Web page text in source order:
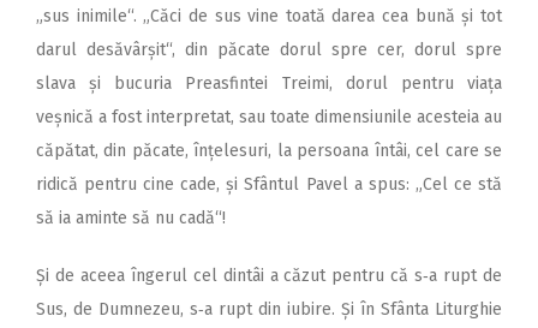
„sus inimile“. „Căci de sus vine toată darea cea bună și tot
darul desăvârșit“, din păcate dorul spre cer, dorul spre
slava și bucuria Preasfintei Treimi, dorul pentru viața
veșnică a fost interpretat, sau toate dimensiunile acesteia au
căpătat, din păcate, înțelesuri, la persoana întâi, cel care se
ridică pentru cine cade, și Sfântul Pavel a spus: „Cel ce stă
să ia aminte să nu cadă“!
Și de aceea îngerul cel dintâi a căzut pentru că s‑a rupt de
Sus, de Dumnezeu, s‑a rupt din iubire. Și în Sfânta Liturghie